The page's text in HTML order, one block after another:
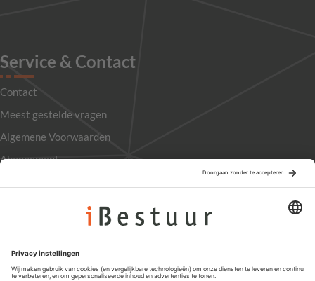
Service & Contact
Contact
Meest gestelde vragen
Algemene Voorwaarden
Abonnement
Privacyinstellingen